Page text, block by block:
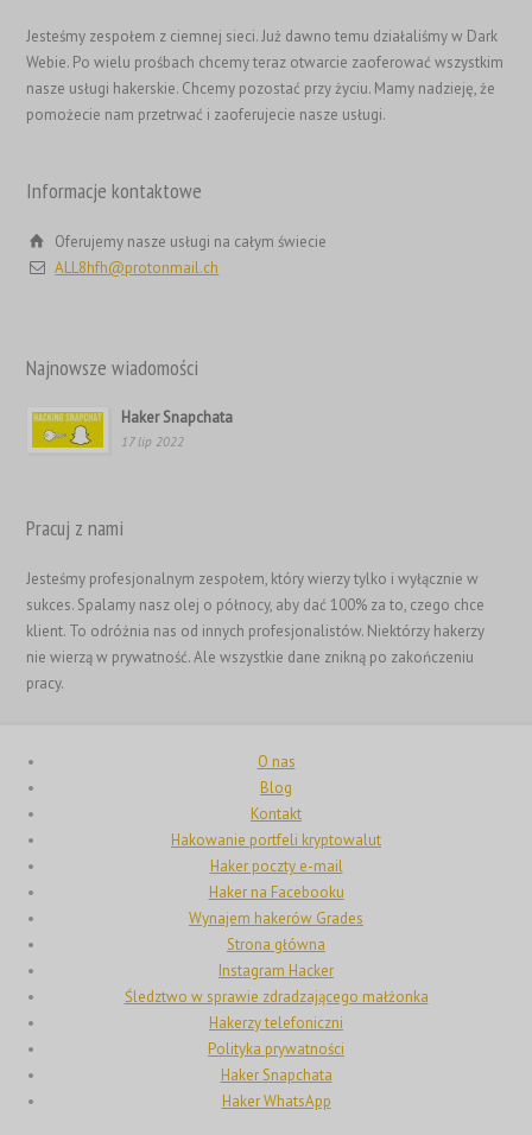
Jesteśmy zespołem z ciemnej sieci. Już dawno temu działaliśmy w Dark
Webie. Po wielu prośbach chcemy teraz otwarcie zaoferować wszystkim
nasze usługi hakerskie. Chcemy pozostać przy życiu. Mamy nadzieję, że
pomożecie nam przetrwać i zaoferujecie nasze usługi.
Informacje kontaktowe
Oferujemy nasze usługi na całym świecie
ALL8hfh@protonmail.ch
Najnowsze wiadomości
Haker Snapchata
17 lip 2022
Pracuj z nami
Jesteśmy profesjonalnym zespołem, który wierzy tylko i wyłącznie w
sukces. Spalamy nasz olej o północy, aby dać 100% za to, czego chce
klient. To odróżnia nas od innych profesjonalistów. Niektórzy hakerzy
nie wierzą w prywatność. Ale wszystkie dane znikną po zakończeniu
pracy.
O nas
Blog
Kontakt
Hakowanie portfeli kryptowalut
Haker poczty e-mail
Haker na Facebooku
Wynajem hakerów Grades
Strona główna
Instagram Hacker
Śledztwo w sprawie zdradzającego małżonka
Hakerzy telefoniczni
Polityka prywatności
Haker Snapchata
Haker WhatsApp
English (New Zealand)
English (Canada)
English (UK)
العربية
Deutsch
Deutsch (Österreich)
Deutsch (Schweiz)
Español
فارسی
Français du Canada
Français de Belgique
עִבְרִית
Português
Svenska
ไทย
简体中文